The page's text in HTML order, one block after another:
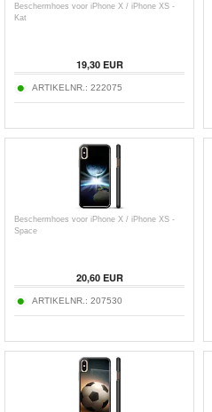
Beschermhoes voor iPhone X / iPhone XS -
Kat
19,30EUR
ARTIKELNR.: 222075
Beschermhoes voor iPhone X / iPhone XS -
Space
20,60EUR
ARTIKELNR.: 207530